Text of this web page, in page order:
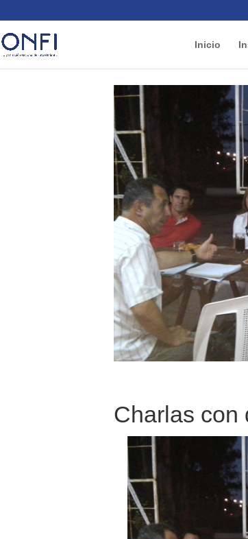
Inicio
Charlas con